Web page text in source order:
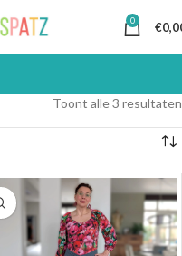
0 €
Toont alle 3 resultaten